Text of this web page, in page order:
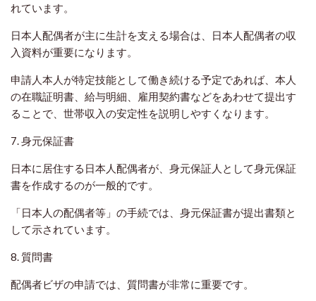
れています。
日本人配偶者が主に生計を支える場合は、日本人配偶者の収
入資料が重要になります。
申請人本人が特定技能として働き続ける予定であれば、本人
の在職証明書、給与明細、雇用契約書などをあわせて提出す
ることで、世帯収入の安定性を説明しやすくなります。
7. 身元保証書
日本に居住する日本人配偶者が、身元保証人として身元保証
書を作成するのが一般的です。
「日本人の配偶者等」の手続では、身元保証書が提出書類と
して示されています。
8. 質問書
配偶者ビザの申請では、質問書が非常に重要です。